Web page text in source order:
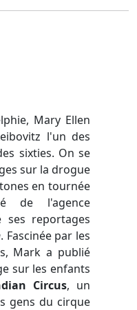
Mary Ellen
l'un des
sixties. On se
sur la drogue
en tournée
de l'agence
ses reportages
. Fascinée par les
Mark a publié
sur les enfants
Circus, un
gens du cirque